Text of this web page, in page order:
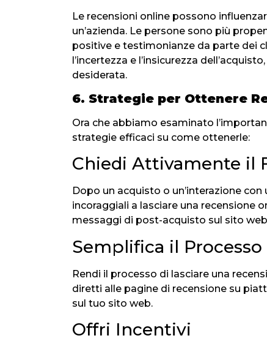
Le recensioni online possono
un’azienda. Le persone sono più
positive e testimonianze da parte dei
l’incertezza e l’insicurezza
desiderata.
6. Strategie per Ottenere
Ora che abbiamo esaminato
strategie efficaci su come ottenerle:
Chiedi Attivamente il
Dopo un acquisto o un’interazione
incoraggiali a lasciare una recensione
messaggi di post-acquisto sul sito
Semplifica il
Rendi il processo di lasciare una
diretti alle pagine di recensione su
sul tuo sito web.
Offri Incentivi